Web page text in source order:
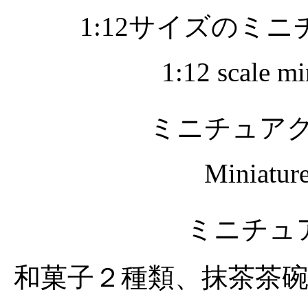
1:12サイズのミニ
1:12 scale
ミニチュア
ミニチュ
和菓子２種類、抹茶茶